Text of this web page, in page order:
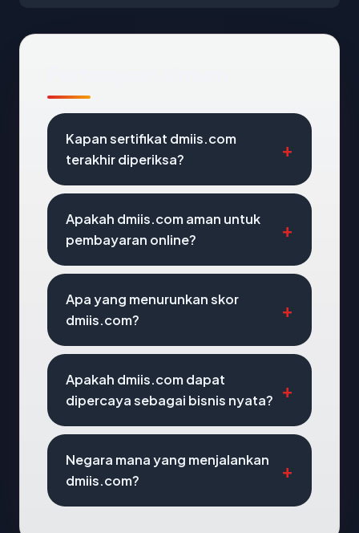
Kapan sertifikat dmiis.com
terakhir diperiksa?
Apakah dmiis.com aman untuk
pembayaran online?
Apa yang menurunkan skor
dmiis.com?
Apakah dmiis.com dapat
dipercaya sebagai bisnis nyata?
Negara mana yang menjalankan
dmiis.com?